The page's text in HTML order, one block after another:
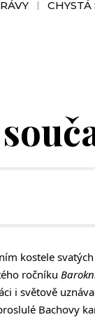
CHYSTÁ
kostele
ročníku
i světově
Bachovy